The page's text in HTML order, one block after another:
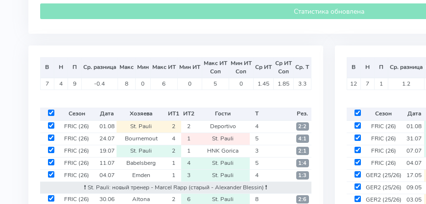
Статистика обновлена
В Н П Ср. разница Макс Мин Макс ИТ Мин ИТ Макс ИТ
Соп
Мин ИТ
Соп
Ср ИТ Ср ИТ
Соп
Ср. Т
7 4 9 -0.4 8 0 6 0 5 0 1.45 1.85 3.3
Сезон Дата Хозяева ИТ1 ИТ2 Гости Т
Рез.
FRIC (26) 01.08 St. Pauli 2 2 Deportivo 4 2:2
FRIC (26) 24.07 Bournemout 4 1 St. Pauli 5 4:1
FRIC (26) 19.07 St. Pauli 2 1 HNK Gorica 3 2:1
FRIC (26) 11.07 Babelsberg 1 4 St. Pauli 5 1:4
FRIC (26) 04.07 Emden 1 3 St. Pauli 4 1:3
❗️ St. Pauli: новый тренер - Marcel Rapp (старый - Alexander Blessin) ❗️
FRIC (26) 30.06 Altona 2 6 St. Pauli 8 2:6
В Н П Ср. разница
12 7 1 1.2
Сезон Дата
FRIC (26) 01.08
FRIC (26) 31.07
FRIC (26) 07.07
FRIC (26) 04.07
GER2 (25/26) 17.05
GER2 (25/26) 09.05
GER2 (25/26) 03.05